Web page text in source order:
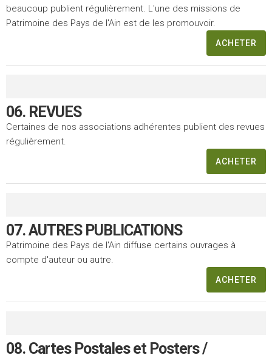
beaucoup publient régulièrement. L'une des missions de
Patrimoine des Pays de l'Ain est de les promouvoir.
ACHETER
06. REVUES
Certaines de nos associations adhérentes publient des revues
régulièrement.
ACHETER
07. AUTRES PUBLICATIONS
Patrimoine des Pays de l'Ain diffuse certains ouvrages à
compte d'auteur ou autre.
ACHETER
08. Cartes Postales et Posters /